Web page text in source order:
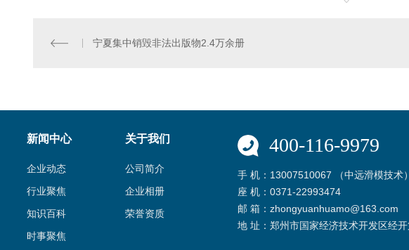
宁夏集中销毁非法出版物2.4万余册
新闻中心
企业动态
行业聚焦
知识百科
时事聚焦
关于我们
公司简介
企业相册
荣誉资质
400-116-9979
手 机：13007510067 （中远滑模技术）
座 机：0371-22993474
邮 箱：zhongyuanhuamo@163.com
地 址：郑州市国家经济技术开发区经